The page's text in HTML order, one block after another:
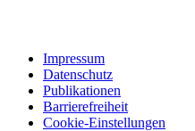
Impressum
Datenschutz
Publikationen
Barrierefreiheit
Cookie-Einstellungen